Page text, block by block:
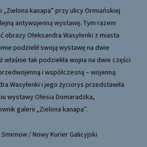
„Zielona kanapa” przy ulicy Ormiańskiej
antywojenną wystawę. Tym razem
obrazy Ołeksandra Wasyłenki z miasta
podzielił swoją wystawę na dwie
właśnie tak podzieliła wojna na dwie części
i współczesną – wojenną.
Wasyłenki i jego życiorys przedstawiła
wystawy Ołesia Domaradzka,
galerii „Zielona kanapa”.
/ Nowy Kurier Galicyjski